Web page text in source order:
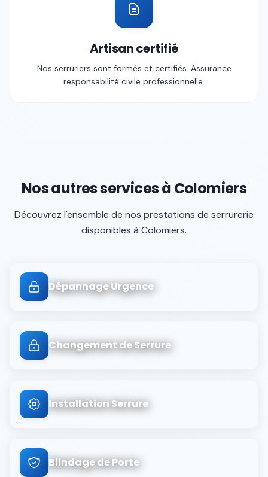
Artisan certifié
Nos serruriers sont formés et certifiés. Assurance
responsabilité civile professionnelle.
Nos autres services àColomiers
Découvrez l'ensemble de nos prestations de serrurerie
disponibles à Colomiers.
Dépannage Urgence
Changement de Serrure
Installation Serrure
Blindage de Porte